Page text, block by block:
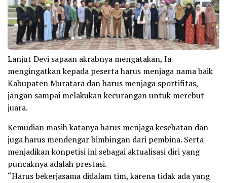
Lanjut Devi sapaan akrabnya mengatakan, Ia
mengingatkan kepada peserta harus menjaga nama baik
Kabupaten Muratara dan harus menjaga sportifitas,
jangan sampai melakukan kecurangan untuk merebut
juara.
Kemudian masih katanya harus menjaga kesehatan dan
juga harus mendengar bimbingan dari pembina. Serta
menjadikan konpetisi ini sebagai aktualisasi diri yang
puncaknya adalah prestasi.
“Harus bekerjasama didalam tim, karena tidak ada yang